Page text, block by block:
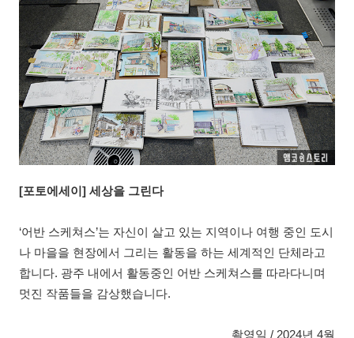
[포토에세이] 세상을 그린다
‘어반 스케쳐스’는 자신이 살고 있는 지역이나 여행 중인 도시
나 마을을 현장에서 그리는 활동을 하는 세계적인 단체라고
합니다. 광주 내에서 활동중인 어반 스케쳐스를 따라다니며
멋진 작품들을 감상했습니다.
촬영일 / 2024년 4월